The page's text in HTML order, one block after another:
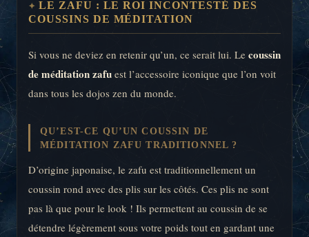
LE ZAFU : LE ROI INCONTESTÉ DES
COUSSINS DE MÉDITATION
Si vous ne deviez en retenir qu’un, ce serait lui. Le coussin
de méditation zafu est l’accessoire iconique que l’on voit
dans tous les dojos zen du monde.
QU’EST-CE QU’UN COUSSIN DE
MÉDITATION ZAFU TRADITIONNEL ?
D’origine japonaise, le zafu est traditionnellement un
coussin rond avec des plis sur les côtés. Ces plis ne sont
pas là que pour le look ! Ils permettent au coussin de se
détendre légèrement sous votre poids tout en gardant une